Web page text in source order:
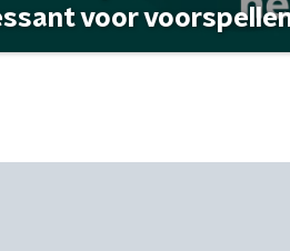
voor